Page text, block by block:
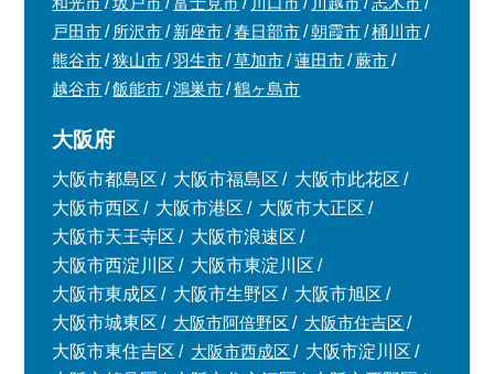
戸田市
所沢市 新座市 春日部市 朝霞市
桶川市
熊谷市
狭山市 羽生市 草加市 蓮田市
蕨市
越谷市
飯能市 鴻巣市 鶴ヶ島市
大阪府
大阪市都島区 大阪市福島区
大阪市此花区
大阪市西区
大阪市港区
大阪市大正区
大阪市天王寺区
大阪市浪速区
大阪市西淀川区
大阪市東淀川区
大阪市東成区
大阪市生野区
大阪市旭区
大阪市城東区
大阪市阿倍野区
大阪市住吉区
大阪市東住吉区
大阪市西成区
大阪市淀川区